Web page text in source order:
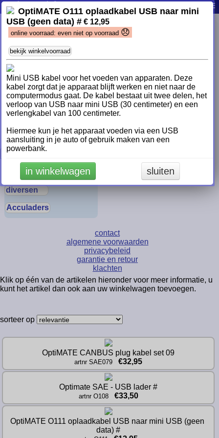
WayPoint Cookievoorkeuren
Wij maken gebruik van "cookies" om onze website te laten
functioneren en steeds beter te laten werken. Naast de
functionele cookies die nodig zijn voor het functioneren van
de website, maken we ook gebruik van analytische cookies.
Deze analytische cookies geven ons de mogelijkheid om de
website steeds een stukje beter te maken en jou als klant
beter van dienst te kunnen zijn. Ook plaatsen wij cookies
waarmee wij, en partijen waar we mee samen werken, jouw
gedrag kunnen volgen en persoonlijke informatie kunnen
tonen. Leeshiermeer over ons cookiebeleid. Als je zo
optimaal mogelijk gebruik wilt kunnen maken van onze
website, klik hieronder dan op 'Alles accepteren'. Wil je je
cookie instellingen op onze website wijzigen, klik dan op
'Voorkeuren wijzigen'.
Alles accepteren
producten info contact |
diversen
Acculaders
contact
algemene voorwaarden
privacybeleid
garantie en retour
klachten
Klik op één van de artikelen hieronder voor meer informatie, u
kunt het artikel dan ook aan uw winkelwagen toevoegen.
sorteer op
OptiMATE CANBUS plug kabel set 09
artnr SAE079 €32,95
Optimate SAE - USB lader #
artnr O108 €33,50
OptiMATE O111 oplaadkabel USB naar mini USB (geen
data) #
OptiMATE O111 oplaadkabel USB naar mini
USB (geen data) # € 12,95
online voorraad: even niet op voorraad 😞
bekijk winkelvoorraad
Mini USB kabel voor het voeden van apparaten. Deze
kabel zorgt dat je apparaat blijft werken en niet naar de
computermodus gaat. De kabel bestaat uit twee delen, het
verloop van USB naar mini USB (30 centimeter) en een
verlengkabel van 100 centimeter.
Hiermee kun je het apparaat voeden via een USB
aansluiting in je auto of gebruik maken van een
powerbank.
in winkelwagen sluiten